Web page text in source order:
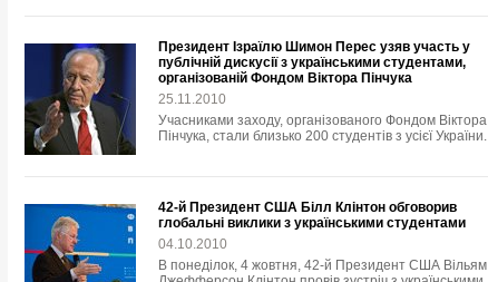
Президент Ізраїлю Шимон Перес узяв участь у
публічній дискусії з українськими студентами,
організованій Фондом Віктора Пінчука
25.11.2010
Учасниками заходу, організованого Фондом Віктора
Пінчука, стали близько 200 студентів з усієї України.
42-й Президент США Білл Клінтон обговорив
глобальні виклики з українськими студентами
04.10.2010
В понеділок, 4 жовтня, 42-й Президент США Вільям